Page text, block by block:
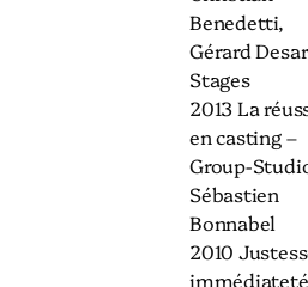
Benedetti,
Gérard
Stages
2013 La
en casting –
Group-
Sébastien
Bonnabel
2010